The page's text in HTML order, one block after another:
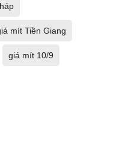
mít Tiền Giang
giá mít 10/9